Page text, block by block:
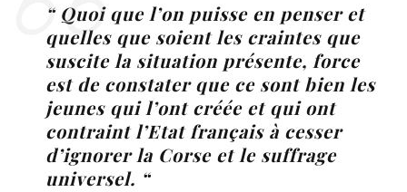
“ Quoi que l’on puisse en penser et
quelles que soient les craintes que
suscite la situation présente, force
est de constater que ce sont bien les
jeunes qui l’ont créée et qui ont
contraint l’Etat français à cesser
d’ignorer la Corse et le suffrage
universel. “